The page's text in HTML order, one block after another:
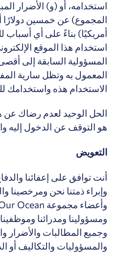
استخدامه، أو (و) الأضرار
أمريكيًا)بناءً على أي أسباب
استخدام هذا الموقع الإلكتروني.
المسؤولية السابقة إلى أقصى
المعمول به وتظل سارية
الاستخدام هذه واستخدامك
الحل الوحيد لعدم رضاك عن هذا
هو التوقف عن الدخول إليه
التعويض
أنت توافق على إعفائنا والدفاع
وإبراء ذمتنا نحن ومرخصينا
ومسؤولينا ومدرائنا وموظفينا
وجميع المطالبات والأضرار
والمسؤوليات والتكاليف أو